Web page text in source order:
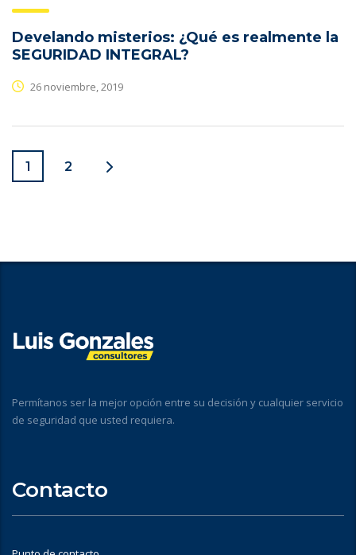
Develando misterios: ¿Qué es realmente la
SEGURIDAD INTEGRAL?
26 noviembre, 2019
1 2
Permítanos ser la mejor opción entre su decisión y cualquier servicio
de seguridad que usted requiera.
Contacto